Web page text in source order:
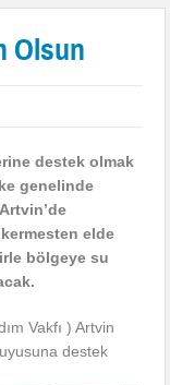
Olsun
destek olmak
genelinde
elde
bölgeye su
Vakfı ) Artvin
destek